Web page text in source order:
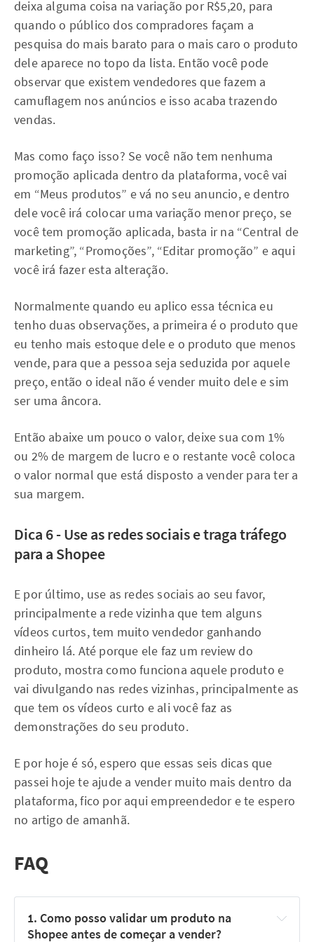
deixa alguma coisa na variação por R$5,20, para
quando o público dos compradores façam a
pesquisa do mais barato para o mais caro o produto
dele aparece no topo da lista. Então você pode
observar que existem vendedores que fazem a
camuflagem nos anúncios e isso acaba trazendo
vendas.
Mas como faço isso? Se você não tem nenhuma
promoção aplicada dentro da plataforma, você vai
em “Meus produtos” e vá no seu anuncio, e dentro
dele você irá colocar uma variação menor preço, se
você tem promoção aplicada, basta ir na “Central de
marketing”, “Promoções”, “Editar promoção” e aqui
você irá fazer esta alteração.
Normalmente quando eu aplico essa técnica eu
tenho duas observações, a primeira é o produto que
eu tenho mais estoque dele e o produto que menos
vende, para que a pessoa seja seduzida por aquele
preço, então o ideal não é vender muito dele e sim
ser uma âncora.
Então abaixe um pouco o valor, deixe sua com 1%
ou 2% de margem de lucro e o restante você coloca
o valor normal que está disposto a vender para ter a
sua margem.
Dica 6 - Use as redes sociais e traga tráfego
para a Shopee
E por último, use as redes sociais ao seu favor,
principalmente a rede vizinha que tem alguns
vídeos curtos, tem muito vendedor ganhando
dinheiro lá. Até porque ele faz um review do
produto, mostra como funciona aquele produto e
vai divulgando nas redes vizinhas, principalmente as
que tem os vídeos curto e ali você faz as
demonstrações do seu produto.
E por hoje é só, espero que essas seis dicas que
passei hoje te ajude a vender muito mais dentro da
plataforma, fico por aqui empreendedor e te espero
no artigo de amanhã.
FAQ
1. Como posso validar um produto na
Shopee antes de começar a vender?